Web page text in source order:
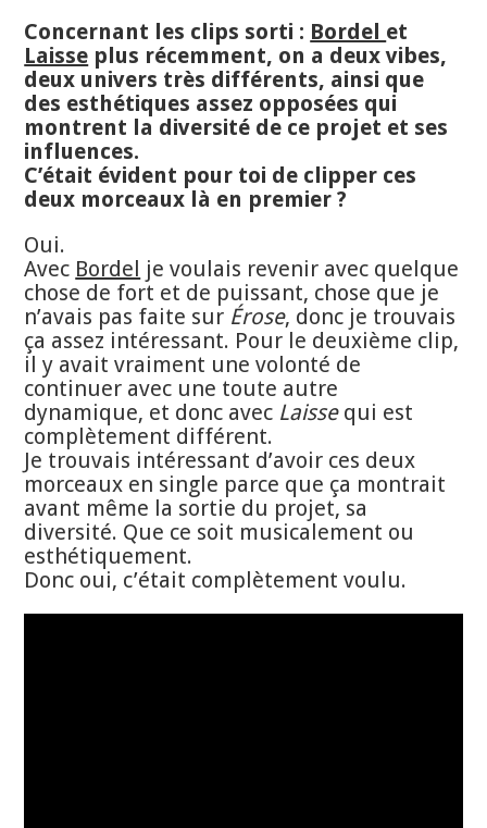
Concernant les clips sorti : Bordel et
Laisse plus récemment, on a deux vibes,
deux univers très différents, ainsi que
des esthétiques assez opposées qui
montrent la diversité de ce projet et ses
influences.
C’était évident pour toi de clipper ces
deux morceaux là en premier ?
Oui.
Avec Bordel je voulais revenir avec quelque
chose de fort et de puissant, chose que je
n’avais pas faite sur Érose, donc je trouvais
ça assez intéressant. Pour le deuxième clip,
il y avait vraiment une volonté de
continuer avec une toute autre
dynamique, et donc avec Laissequi est
complètement différent.
Je trouvais intéressant d’avoir ces deux
morceaux en single parce que ça montrait
avant même la sortie du projet, sa
diversité. Que ce soit musicalement ou
esthétiquement.
Donc oui, c’était complètement voulu.